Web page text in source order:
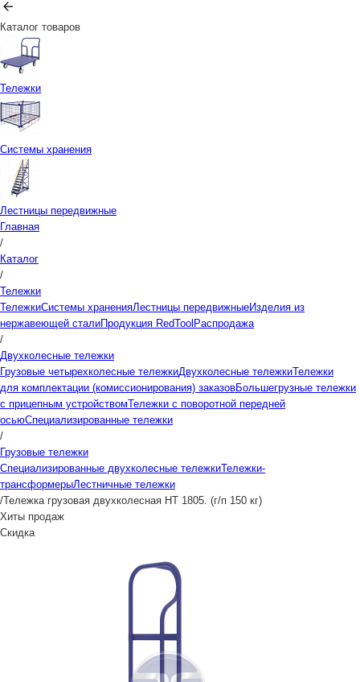
Каталог товаров
Тележки
Системы хранения
Лестницы передвижные
Главная
/
Каталог
/
Тележки
ТележкиСистемы храненияЛестницы передвижныеИзделия из
нержавеющей сталиПродукция RedTool Распродажа
/
Двухколесные тележки
Грузовые четырехколесные тележкиДвухколесные тележкиТележки
для комплектации (комиссионирования) заказовБольшегрузные тележки
с прицепным устройствомТележки с поворотной передней
осьюСпециализированные тележки
/
Грузовые тележки
Специализированные двухколесные тележкиТележки-
трансформерыЛестничные тележки
/Тележка грузовая двухколесная НТ 1805. (г/п 150 кг)
Хиты продаж
Скидка